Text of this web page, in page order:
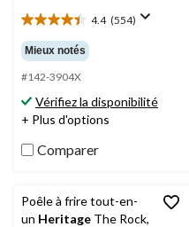
4.4 (554)
4.4
étoile(s)
sur
5.
554
évaluations
Mieux notés
#142-3904X
Vérifiez la disponibilité
+ Plus d'options
Comparer
Poêle à frire tout-en-
un Heritage The Rock,